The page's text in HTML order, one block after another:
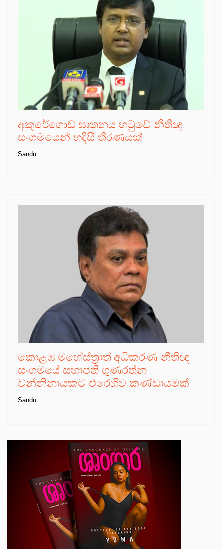
අකුරේගොඩ ඝාතනය හමුවේ නීතිඥ
සංගමයෙන් හදිසි තීරණයක්
Sandu
කොළඹ මහේස්ත්‍රාත් අධිකරණ නීතිඥ
සංගමයේ සභාපති ගුණරත්න
වන්නිනායකට එරෙහිව කණ්ඩායමක්
Sandu